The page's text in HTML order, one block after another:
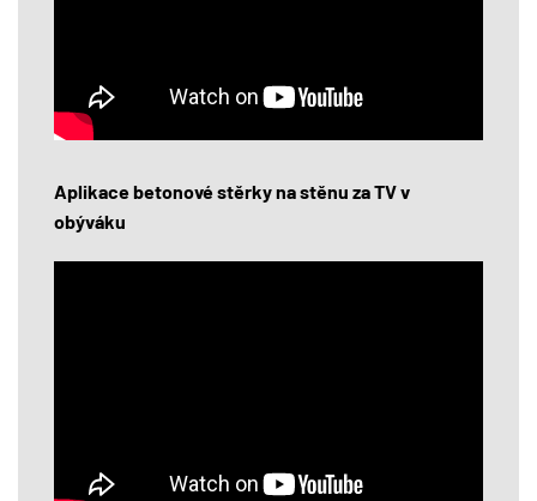
Aplikace betonové stěrky na stěnu za TV v
obýváku